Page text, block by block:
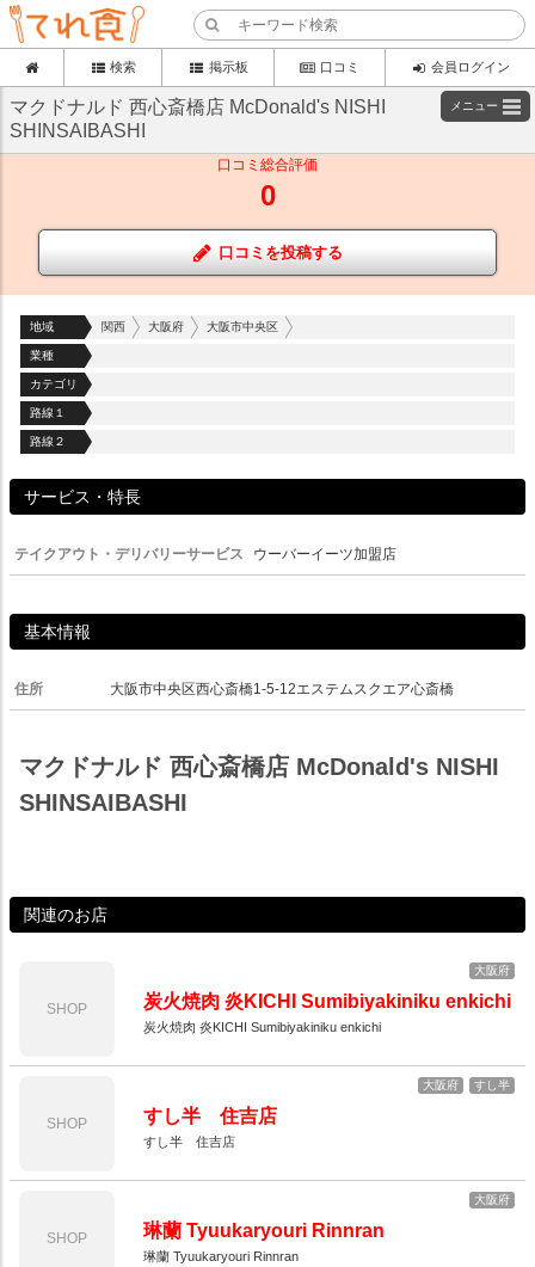
検索 掲示板 口コミ 会員ログイン
マクドナルド 西心斎橋店 McDonald's NISHI
SHINSAIBASHI
メニュー
口コミ総合評価
0
口コミを投稿する
地域 関西 大阪府 大阪市中央区
業種
カテゴリ
路線１
路線２
サービス・特長
テイクアウト・デリバリーサービス ウーバーイーツ加盟店
基本情報
住所 大阪市中央区西心斎橋1-5-12エステムスクエア心斎橋
マクドナルド 西心斎橋店 McDonald's NISHI
SHINSAIBASHI
関連のお店
SHOP
大阪府
炭火焼肉 炎KICHI Sumibiyakiniku enkichi
炭火焼肉 炎KICHI Sumibiyakiniku enkichi
SHOP
大阪府 すし半
すし半 住吉店
すし半 住吉店
SHOP
大阪府
琳蘭 Tyuukaryouri Rinnran
琳蘭 Tyuukaryouri Rinnran